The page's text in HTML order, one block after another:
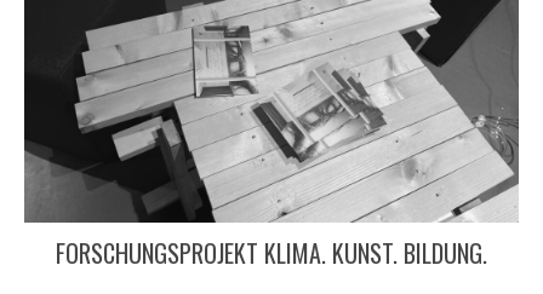
FORSCHUNGSPROJEKT KLIMA. KUNST. BILDUNG.